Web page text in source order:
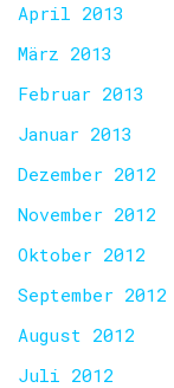
April 2013
März 2013
Februar 2013
Januar 2013
Dezember 2012
November 2012
Oktober 2012
September 2012
August 2012
Juli 2012